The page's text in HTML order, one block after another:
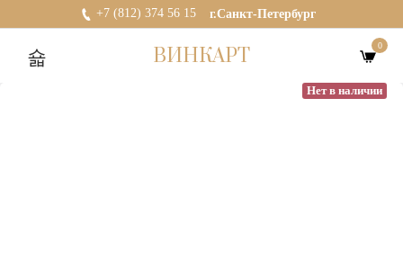
+7 (812) 374 56 15 г.Санкт-Петербург
ВИНКАРТ 0
Нет в наличии